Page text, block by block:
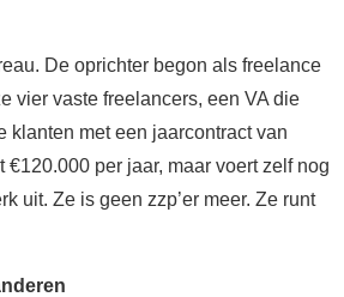
De oprichter begon als freelance
vier vaste freelancers, een VA die
klanten met een jaarcontract van
€120.000 per jaar, maar voert zelf nog
uit. Ze is geen zzp’er meer. Ze runt